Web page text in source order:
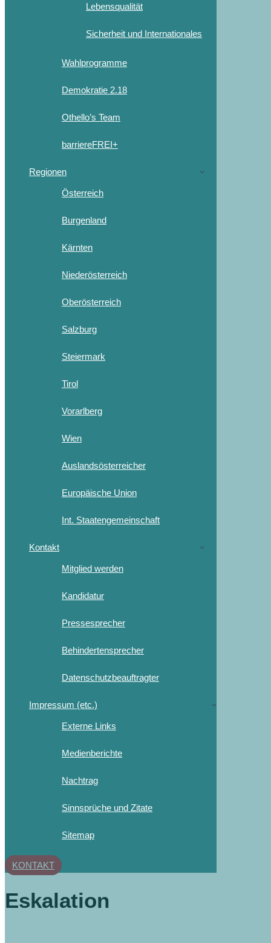
Lebensqualität
Sicherheit und Internationales
Wahlprogramme
Demokratie 2.18
Othello’s Team
barriereFREI+
Regionen
Österreich
Burgenland
Kärnten
Niederösterreich
Oberösterreich
Salzburg
Steiermark
Tirol
Vorarlberg
Wien
Auslandsösterreicher
Europäische Union
Int. Staatengemeinschaft
Kontakt
Mitglied werden
Kandidatur
Pressesprecher
Behindertensprecher
Datenschutzbeauftragter
Impressum (etc.)
Externe Links
Medienberichte
Nachtrag
Sinnsprüche und Zitate
Sitemap
KONTAKT
Eskalation